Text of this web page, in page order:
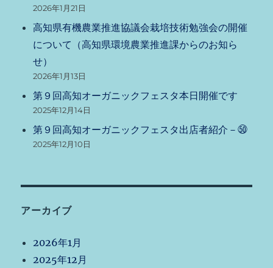
2026年1月21日
高知県有機農業推進協議会栽培技術勉強会の開催
について（高知県環境農業推進課からのお知ら
せ）
2026年1月13日
第９回高知オーガニックフェスタ本日開催です
2025年12月14日
第９回高知オーガニックフェスタ出店者紹介－㊿
2025年12月10日
アーカイブ
2026年1月
2025年12月